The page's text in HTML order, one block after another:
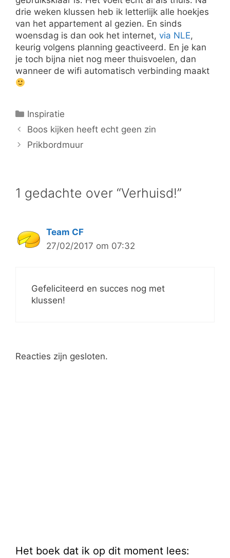
drie weken klussen heb ik letterlijk alle hoekjes
van het appartement al gezien. En sinds
woensdag is dan ook het internet, via NLE,
keurig volgens planning geactiveerd. En je kan
je toch bijna niet nog meer thuisvoelen, dan
wanneer de wifi automatisch verbinding maakt
Categorieën
Inspiratie
Boos kijken heeft echt geen zin
Prikbordmuur
1 gedachte over “Verhuisd!”
Team CF
27/02/2017 om 07:32
Gefeliciteerd en succes nog met
klussen!
Reacties zijn gesloten.
Het boek dat ik op dit moment lees: